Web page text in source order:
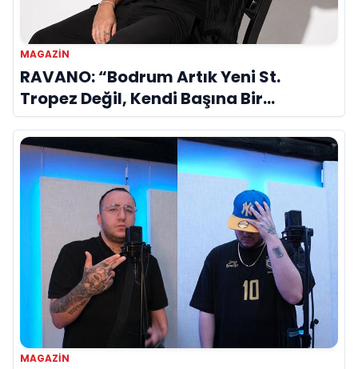
MAGAZIN
RAVANO: “Bodrum Artık Yeni St.
Tropez Değil, Kendi Başına Bir
Referans”
MAGAZIN